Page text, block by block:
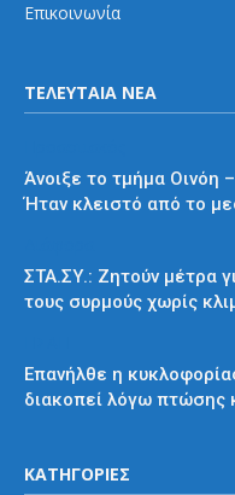
Επικοινωνία
ΤΕΛΕΥΤΑΙΑ ΝΕΑ
Άνοιξε το τμήμα Οινόη
Ήταν κλειστό από το
ΣΤΑ.ΣΥ.: Ζητούν μέτρα
τους συρμούς χωρίς
Επανήλθε η
διακοπεί λόγω πτώσης
ΚΑΤΗΓΟΡΙΕΣ